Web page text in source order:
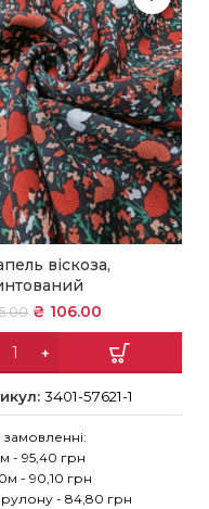
віскоза,
₴ 106.00
3401-57621-1
- 95,40 грн
- 90,10 грн
рулону - 84,80 грн